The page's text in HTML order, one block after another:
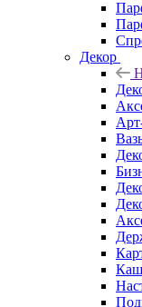
Декор